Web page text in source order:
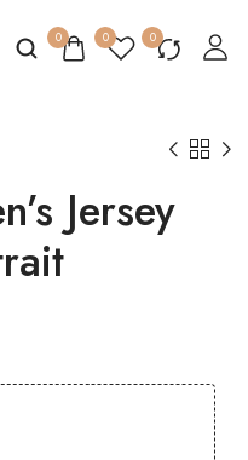
0 0 0
Jersey